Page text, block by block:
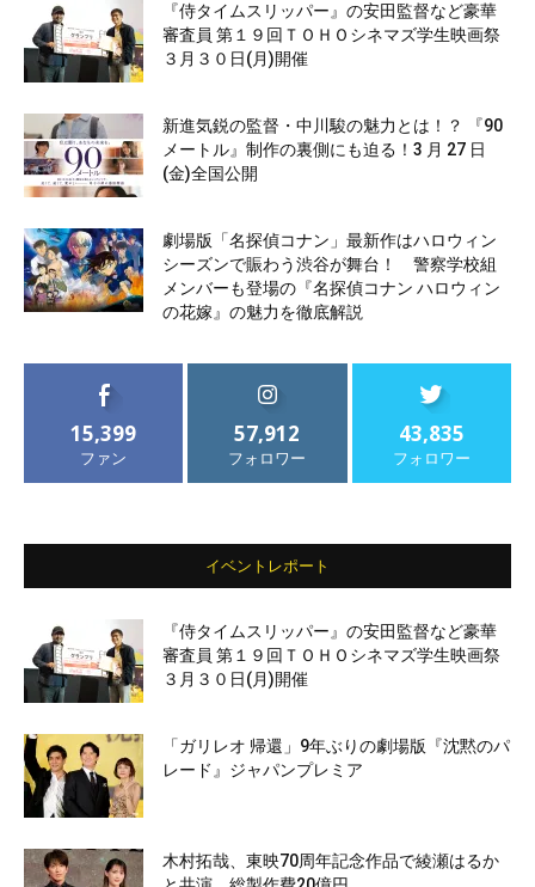
『侍タイムスリッパー』の安田監督など豪華
審査員 第１９回ＴＯＨＯシネマズ学生映画祭
３月３０日(月)開催
新進気鋭の監督・中川駿の魅力とは！？ 『90
メートル』制作の裏側にも迫る！3 月 27 日
(金)全国公開
劇場版「名探偵コナン」最新作はハロウィン
シーズンで賑わう渋谷が舞台！ 警察学校組
メンバーも登場の『名探偵コナン ハロウィン
の花嫁』の魅力を徹底解説
15,399
ファン
57,912
フォロワー
43,835
フォロワー
イベントレポート
『侍タイムスリッパー』の安田監督など豪華
審査員 第１９回ＴＯＨＯシネマズ学生映画祭
３月３０日(月)開催
「ガリレオ 帰還」9年ぶりの劇場版『沈黙のパ
レード』ジャパンプレミア
木村拓哉、東映70周年記念作品で綾瀬はるか